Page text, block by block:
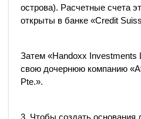
острова). Расчетные счета
открыты в банке «Credit
Затем «Handoxx Investments
свою дочернюю компанию
Pte.».
3. Чтобы создать